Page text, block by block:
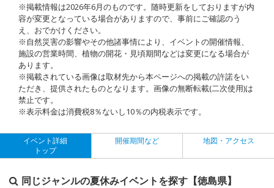
※掲載情報は2026年6月のものです。随時更新をしておりますが内
容が変更となっている場合がありますので、事前にご確認のう
え、おでかけください。
※自然災害の影響やその他諸事情により、イベントの開催情報、
施設の営業時間、植物の開花・見頃期間などは変更になる場合が
あります。
※掲載されている画像は取材先から本ページへの掲載の許諾をい
ただき、提供されたものとなります。画像の無断転載(二次使用)は
禁止です。
※表示料金は消費税8％ないし10％の内税表示です。
イベント詳細
トップ
開催期間など 地図・アクセス
同じジャンルの夏休みイベントを探す【徳島県】